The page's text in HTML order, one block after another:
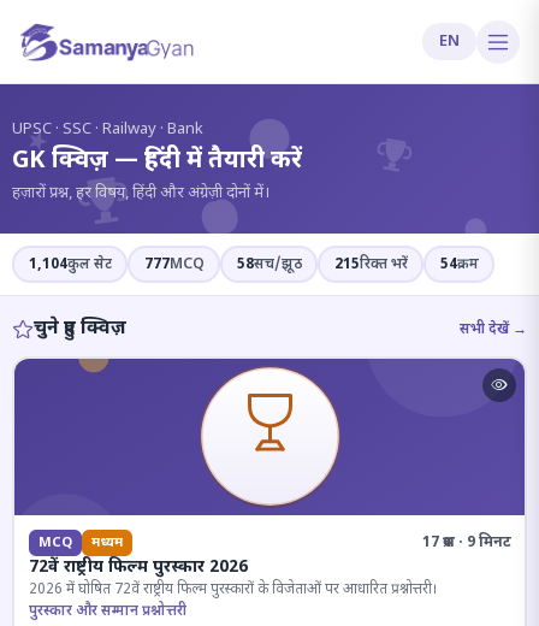
EN
?
UPSC · SSC · Railway · Bank
GK क्विज़ — हिंदी में तैयारी करें
हज़ारों प्रश्न, हर विषय, हिंदी और अंग्रेज़ी दोनों में।
1,104कुल सेट 777MCQ 58सच/झूठ 215रिक्त भरें 54क्रम
चुने हुए क्विज़ सभी देखें →
MCQ मध्यम 17 प्रश्न · 9 मिनट
72वें राष्ट्रीय फिल्म पुरस्कार 2026
2026 में घोषित 72वें राष्ट्रीय फिल्म पुरस्कारों के विजेताओं पर आधारित प्रश्नोत्तरी।
पुरस्कार और सम्मान प्रश्नोत्तरी